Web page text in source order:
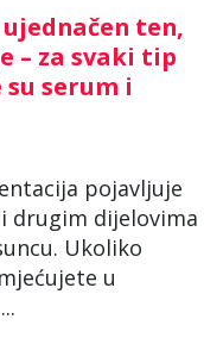
ten,
– za svaki tip
serum i
pojavljuje
drugim dijelovima
Ukoliko
u